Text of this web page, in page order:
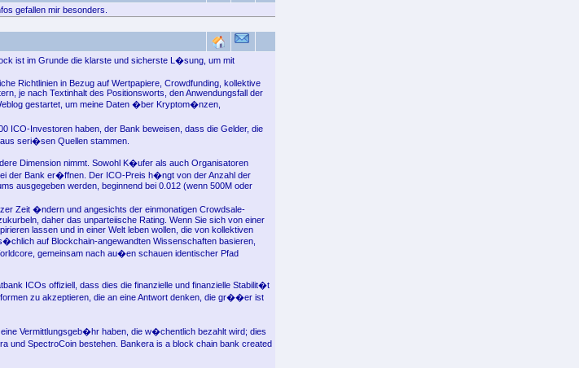
gefallen mir besonders.
ist im Grunde die klarste und sicherste L�sung, um mit
Richtlinien in Bezug auf Wertpapiere, Crowdfunding, kollektive
je nach Textinhalt des Positionsworts, den Anwendungsfall der
gestartet, um meine Daten �ber Kryptom�nzen,
ICO-Investoren haben, der Bank beweisen, dass die Gelder, die
seri�sen Quellen stammen.
Dimension nimmt. Sowohl K�ufer als auch Organisatoren
der Bank er�ffnen. Der ICO-Preis h�ngt von der Anzahl der
ausgegeben werden, beginnend bei 0.012 (wenn 500M oder
Zeit �ndern und angesichts der einmonatigen Crowdsale-
daher das unparteiische Rating. Wenn Sie sich von einer
lassen und in einer Welt leben wollen, die von kollektiven
auf Blockchain-angewandten Wissenschaften basieren,
gemeinsam nach au�en schauen identischer Pfad
ICOs offiziell, dass dies die finanzielle und finanzielle Stabilit�t
zu akzeptieren, die an eine Antwort denken, die gr��er ist
Vermittlungsgeb�hr haben, die w�chentlich bezahlt wird; dies
SpectroCoin bestehen. Bankera is a block chain bank created